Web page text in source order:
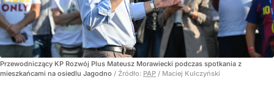
Przewodniczący KP Rozwój Plus Mateusz Morawiecki podczas spotkania z
mieszkańcami na osiedlu Jagodno / Źródło: PAP / Maciej Kulczyński